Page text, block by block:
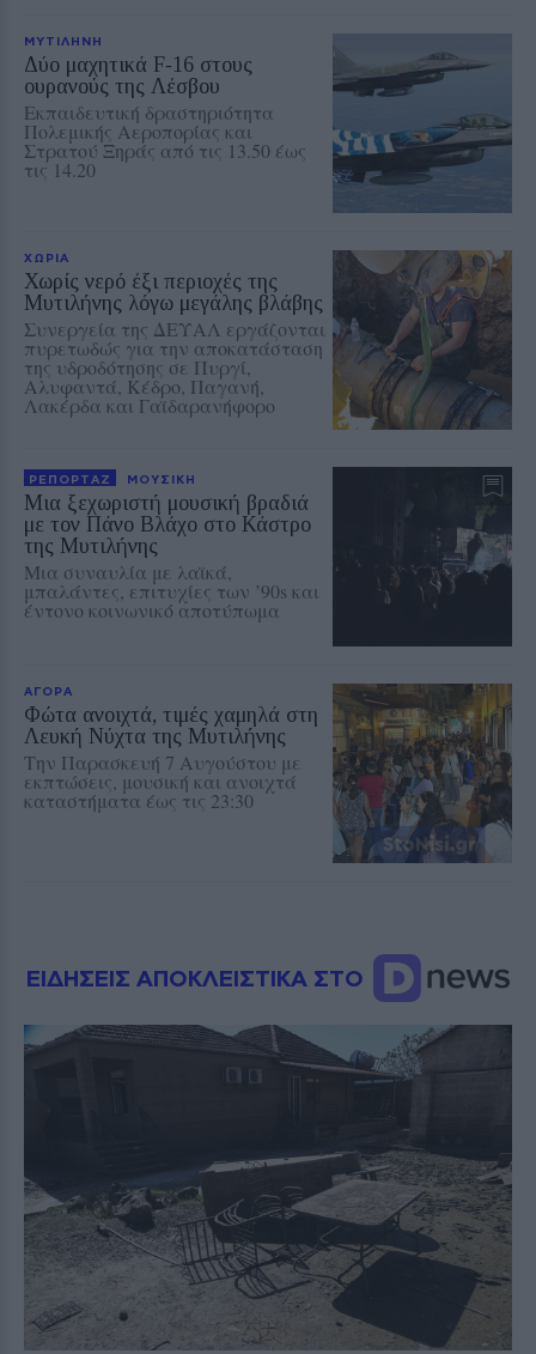
ΜΥΤΙΛΗΝΗ
Δύο μαχητικά F‑16 στους
ουρανούς της Λέσβου
Εκπαιδευτική δραστηριότητα
Πολεμικής Αεροπορίας και
Στρατού Ξηράς από τις 13.50 έως
τις 14.20
ΧΩΡΙΑ
Χωρίς νερό έξι περιοχές της
Μυτιλήνης λόγω μεγάλης βλάβης
Συνεργεία της ΔΕΥΑΛ εργάζονται
πυρετωδώς για την αποκατάσταση
της υδροδότησης σε Πυργί,
Αλυφαντά, Κέδρο, Παγανή,
Λακέρδα και Γαϊδαρανήφορο
ΡΕΠΟΡΤΑΖ ΜΟΥΣΙΚΗ
Μια ξεχωριστή μουσική βραδιά
με τον Πάνο Βλάχο στο Κάστρο
της Μυτιλήνης
Μια συναυλία με λαϊκά,
μπαλάντες, επιτυχίες των ’90s και
έντονο κοινωνικό αποτύπωμα
ΑΓΟΡΑ
Φώτα ανοιχτά, τιμές χαμηλά στη
Λευκή Νύχτα της Μυτιλήνης
Την Παρασκευή 7 Αυγούστου με
εκπτώσεις, μουσική και ανοιχτά
καταστήματα έως τις 23:30
ΕΙΔΗΣΕΙΣ ΑΠΟΚΛΕΙΣΤΙΚΑ ΣΤΟ